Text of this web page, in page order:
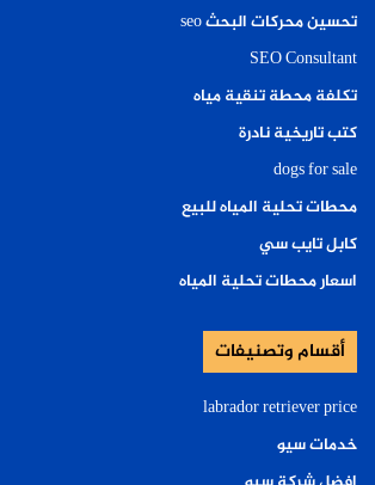
تحسين محركات البحث seo
SEO Consultant
تكلفة محطة تنقية مياه
كتب تاريخية نادرة
dogs for sale
محطات تحلية المياه للبيع
كابل تايب سي
اسعار محطات تحلية المياه
أقسام وتصنيفات
labrador retriever price
خدمات سيو